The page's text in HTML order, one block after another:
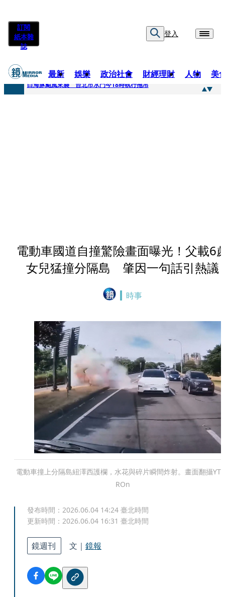
訂閱
紙本雜
誌
登入
最新 娛樂 政治社會 財經理財 人物 美
快訊
白海豚颱風來襲 台北市水門今18時執行拖吊
電動車國道自撞驚險畫面曝光！父載6
女兒猛撞分隔島 肇因一句話引熱議
時事
電動車撞上分隔島紐澤西護欄，水花與碎片瞬間炸射。畫面翻攝YT
ROn
發布時間： 2026.06.04 14:24 臺北時間
更新時間： 2026.06.04 16:31 臺北時間
鏡週刊 文｜ 鏡報